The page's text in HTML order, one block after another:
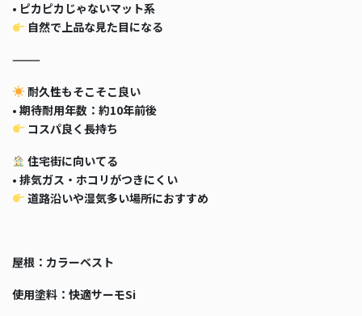
• ピカピカじゃないマット系
自然で上品な見た目になる
⸻
耐久性もそこそこ良い
• 期待耐用年数：約10年前後
コスパ良く長持ち
住宅街に向いてる
• 排気ガス・ホコリがつきにくい
道路沿いや湿気多い場所におすすめ
屋根：カラーベスト
使用塗料：快適サーモSi